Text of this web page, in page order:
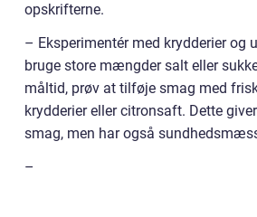
opskrifterne.
– Eksperimentér med krydderier og
bruge store mængder salt eller
måltid, prøv at tilføje smag med
krydderier eller citronsaft. Dette
smag, men har også
–